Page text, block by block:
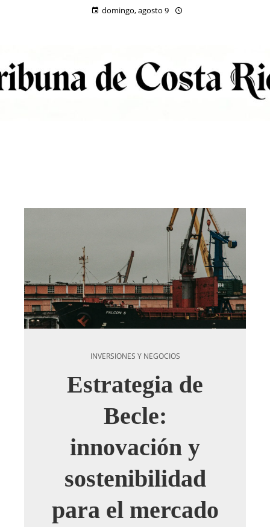
domingo, agosto 9
INVERSIONES Y NEGOCIOS
Estrategia de
Becle:
innovación y
sostenibilidad
para el mercado